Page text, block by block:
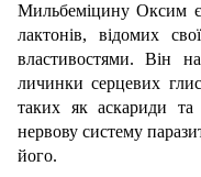
Мильбеміцину Оксим є
лактонів, відомих
властивостями. Він
личинки серцевих
таких як аскариди та
нервову систему
його.